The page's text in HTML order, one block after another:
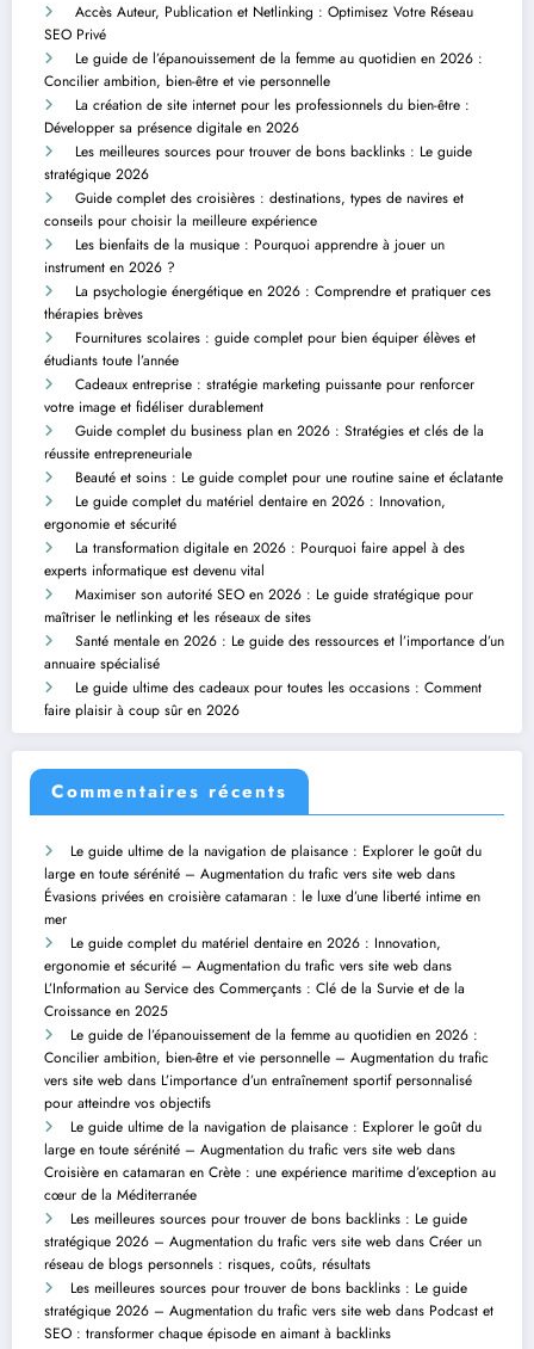
Accès Auteur, Publication et Netlinking : Optimisez Votre Réseau
SEO Privé
Le guide de l’épanouissement de la femme au quotidien en 2026 :
Concilier ambition, bien-être et vie personnelle
La création de site internet pour les professionnels du bien-être :
Développer sa présence digitale en 2026
Les meilleures sources pour trouver de bons backlinks : Le guide
stratégique 2026
Guide complet des croisières : destinations, types de navires et
conseils pour choisir la meilleure expérience
Les bienfaits de la musique : Pourquoi apprendre à jouer un
instrument en 2026 ?
La psychologie énergétique en 2026 : Comprendre et pratiquer ces
thérapies brèves
Fournitures scolaires : guide complet pour bien équiper élèves et
étudiants toute l’année
Cadeaux entreprise : stratégie marketing puissante pour renforcer
votre image et fidéliser durablement
Guide complet du business plan en 2026 : Stratégies et clés de la
réussite entrepreneuriale
Beauté et soins : Le guide complet pour une routine saine et éclatante
Le guide complet du matériel dentaire en 2026 : Innovation,
ergonomie et sécurité
La transformation digitale en 2026 : Pourquoi faire appel à des
experts informatique est devenu vital
Maximiser son autorité SEO en 2026 : Le guide stratégique pour
maîtriser le netlinking et les réseaux de sites
Santé mentale en 2026 : Le guide des ressources et l’importance d’un
annuaire spécialisé
Le guide ultime des cadeaux pour toutes les occasions : Comment
faire plaisir à coup sûr en 2026
Commentaires récents
Le guide ultime de la navigation de plaisance : Explorer le goût du
large en toute sérénité – Augmentation du trafic vers site web dans
Évasions privées en croisière catamaran : le luxe d’une liberté intime en
mer
Le guide complet du matériel dentaire en 2026 : Innovation,
ergonomie et sécurité – Augmentation du trafic vers site web dans
L’Information au Service des Commerçants : Clé de la Survie et de la
Croissance en 2025
Le guide de l’épanouissement de la femme au quotidien en 2026 :
Concilier ambition, bien-être et vie personnelle – Augmentation du trafic
vers site web dans L’importance d’un entraînement sportif personnalisé
pour atteindre vos objectifs
Le guide ultime de la navigation de plaisance : Explorer le goût du
large en toute sérénité – Augmentation du trafic vers site web dans
Croisière en catamaran en Crète : une expérience maritime d’exception au
cœur de la Méditerranée
Les meilleures sources pour trouver de bons backlinks : Le guide
stratégique 2026 – Augmentation du trafic vers site web dans Créer un
réseau de blogs personnels : risques, coûts, résultats
Les meilleures sources pour trouver de bons backlinks : Le guide
stratégique 2026 – Augmentation du trafic vers site web dans Podcast et
SEO : transformer chaque épisode en aimant à backlinks